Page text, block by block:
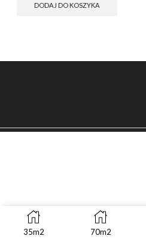
DODAJ DO KOSZYKA
35m2 70m2